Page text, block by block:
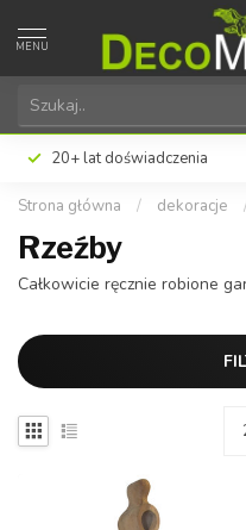
MENU
20+ lat doświadczenia
Strona główna / dekoracje
Rzeźby
Całkowicie ręcznie robione